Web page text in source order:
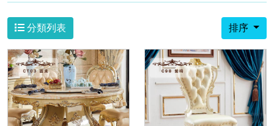
分類列表 排序